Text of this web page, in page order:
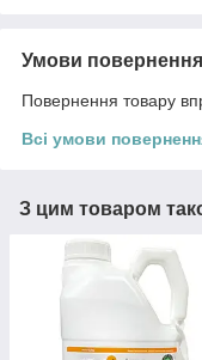
Умови повернення
Повернення товару
Всі умови
З цим товаром